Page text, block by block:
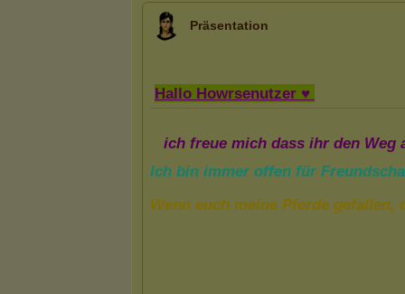
Präsentation